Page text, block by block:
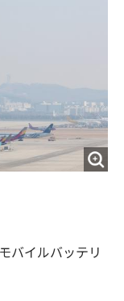
バイルバッテリ